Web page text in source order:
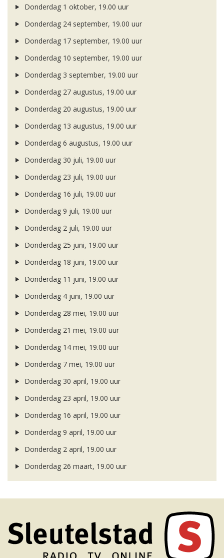
Donderdag 1 oktober, 19.00 uur
Donderdag 24 september, 19.00 uur
Donderdag 17 september, 19.00 uur
Donderdag 10 september, 19.00 uur
Donderdag 3 september, 19.00 uur
Donderdag 27 augustus, 19.00 uur
Donderdag 20 augustus, 19.00 uur
Donderdag 13 augustus, 19.00 uur
Donderdag 6 augustus, 19.00 uur
Donderdag 30 juli, 19.00 uur
Donderdag 23 juli, 19.00 uur
Donderdag 16 juli, 19.00 uur
Donderdag 9 juli, 19.00 uur
Donderdag 2 juli, 19.00 uur
Donderdag 25 juni, 19.00 uur
Donderdag 18 juni, 19.00 uur
Donderdag 11 juni, 19.00 uur
Donderdag 4 juni, 19.00 uur
Donderdag 28 mei, 19.00 uur
Donderdag 21 mei, 19.00 uur
Donderdag 14 mei, 19.00 uur
Donderdag 7 mei, 19.00 uur
Donderdag 30 april, 19.00 uur
Donderdag 23 april, 19.00 uur
Donderdag 16 april, 19.00 uur
Donderdag 9 april, 19.00 uur
Donderdag 2 april, 19.00 uur
Donderdag 26 maart, 19.00 uur